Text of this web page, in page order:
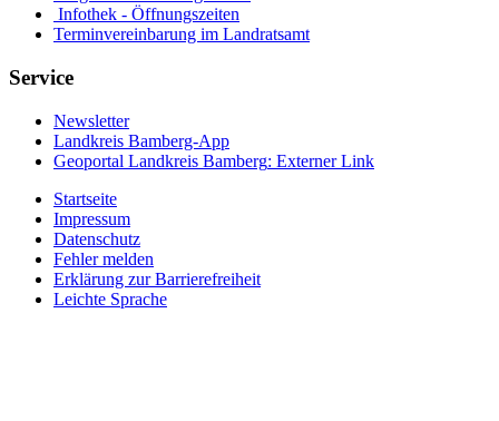
Infothek - Öffnungszeiten
Terminvereinbarung im Landratsamt
Service
Newsletter
Landkreis Bamberg-App
Geoportal Landkreis Bamberg: Externer Link
Startseite
Impressum
Datenschutz
Fehler melden
Erklärung zur Barrierefreiheit
Leichte Sprache